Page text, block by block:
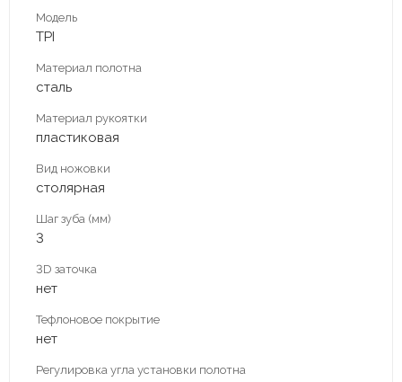
Модель
TPI
Материал полотна
сталь
Материал рукоятки
пластиковая
Вид ножовки
столярная
Шаг зуба (мм)
3
3D заточка
нет
Тефлоновое покрытие
нет
Регулировка угла установки полотна